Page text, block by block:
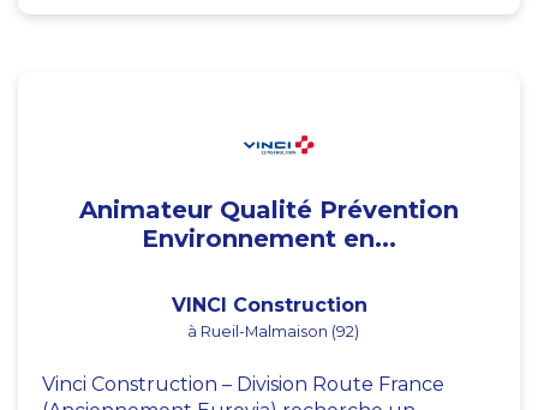
Animateur Qualité Prévention
Environnement en...
VINCI Construction
à Rueil-Malmaison (92)
Vinci Construction – Division Route France